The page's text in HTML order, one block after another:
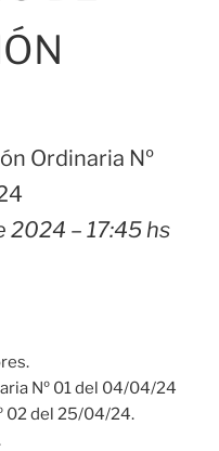
Ordinaria Nº
2024 – 17:45 hs
Nº 01 del 04/04/24
02 del 25/04/24.